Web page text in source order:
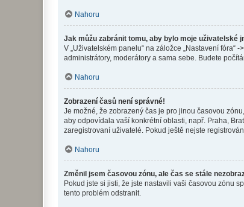
Nahoru
Jak můžu zabránit tomu, aby bylo moje uživatelské
V „Uživatelském panelu“ na záložce „Nastavení fóra“
administrátory, moderátory a sama sebe. Budete
Nahoru
Zobrazení časů není správné!
Je možné, že zobrazený čas je pro jinou časovou
aby odpovídala vaší konkrétní oblasti, např. Praha,
zaregistrovaní uživatelé. Pokud ještě nejste
Nahoru
Změnil jsem časovou zónu, ale čas se stále
Pokud jste si jisti, že jste nastavili vaši časovou zónu
tento problém odstranit.